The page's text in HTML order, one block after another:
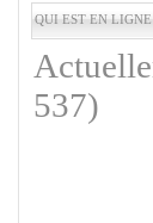
QUI EST EN LIGNE
537)